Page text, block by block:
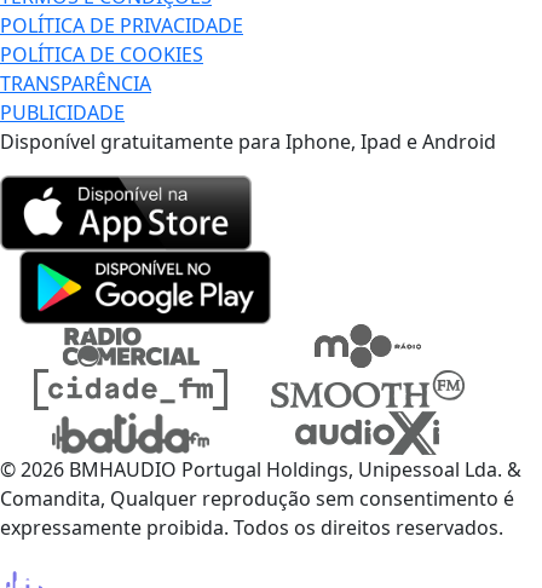
POLÍTICA DE PRIVACIDADE
POLÍTICA DE COOKIES
TRANSPARÊNCIA
PUBLICIDADE
Disponível gratuitamente para Iphone, Ipad e Android
© 2026 BMHAUDIO Portugal Holdings, Unipessoal Lda. &
Comandita, Qualquer reprodução sem consentimento é
expressamente proibida. Todos os direitos reservados.